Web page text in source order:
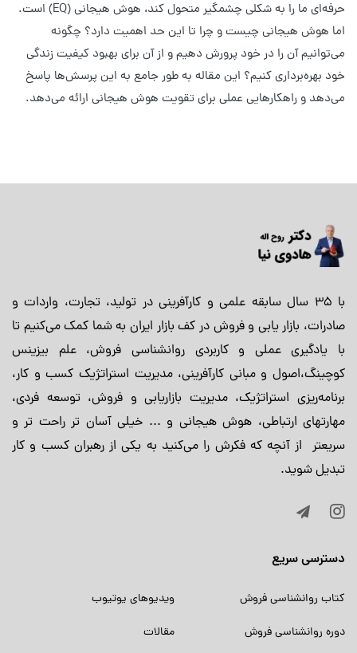
حرفه‌ای ما را به شکلی چشمگیر متحول کند، هوش هیجانی (EQ) است.
اما هوش هیجانی چیست و چرا تا این حد اهمیت دارد؟ چگونه
می‌توانیم آن را در خود پرورش دهیم و از آن برای بهبود کیفیت زندگی
خود بهره‌برداری کنیم؟ این مقاله به طور جامع به این پرسش‌ها پاسخ
می‌دهد و راهکارهایی عملی برای تقویت هوش هیجانی ارائه می‌دهد.
با 35 سال سابقه علمی و کارآفرینی در تولید، تجارت، واردات و
صادرات، بازار یابی و فروش در کف بازار ایران به شما کمک می‌کنیم تا
با یادگیری عملی و کاربردی روانشناسی فروش، علم بیزینس
کوچینگ،اصول و مبانی کارآفرینی، مدیریت استراتژیک کسب و کار،
برنامه‌ریزی استراتژیک، مدیریت بازاریابی و فروش، توسعه فردی،
مهارتهای ارتباطی، هوش هیجانی و ... خیلی آسان تر راحت تر و
سریعتر از آنچه که فکرش را می‌کنید به یکی از رهبران کسب و کار
تبدیل شوید.
دسترسی سریع
کتاب روانشناسی فروش
ویدیوهای یوتیوب
دوره روانشناسی فروش
مقالات